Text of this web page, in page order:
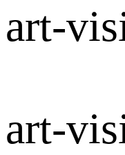
art-
art-